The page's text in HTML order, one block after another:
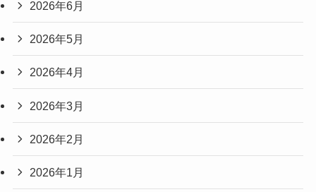
2026年6月
2026年5月
2026年4月
2026年3月
2026年2月
2026年1月